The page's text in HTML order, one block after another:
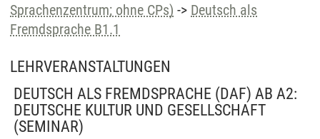
Sprachenzentrum; ohne CPs) -> Deutsch als
Fremdsprache B1.1
LEHRVERANSTALTUNGEN
DEUTSCH ALS FREMDSPRACHE (DAF) AB A2:
DEUTSCHE KULTUR UND GESELLSCHAFT
(SEMINAR)